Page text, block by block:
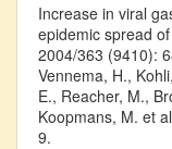
Increase in viral
epidemic spread
2004/363 (9410):
Vennema, H.,
E., Reacher, M.,
Koopmans, M. et
9.